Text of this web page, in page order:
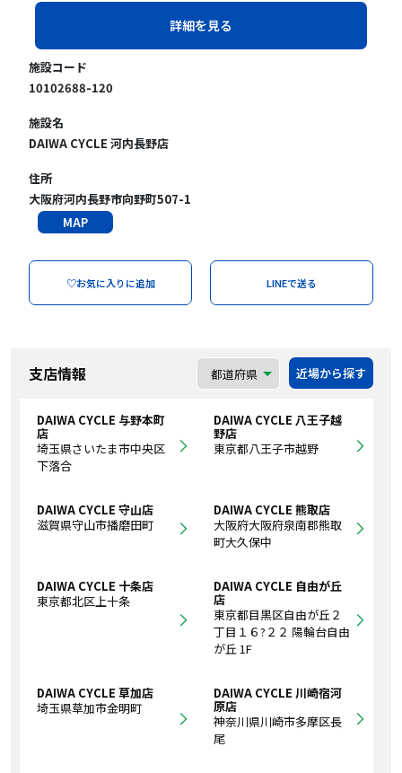
詳細を見る
施設コード
10102688-120
施設名
DAIWA CYCLE 河内長野店
住所
大阪府河内長野市向野町507-1
MAP
♡お気に入りに追加 LINEで送る
支店情報 近場から探す
DAIWA CYCLE 与野本町
店
埼玉県さいたま市中央区
下落合
DAIWA CYCLE 八王子越
野店
東京都八王子市越野
DAIWA CYCLE 守山店
滋賀県守山市播磨田町
DAIWA CYCLE 熊取店
大阪府大阪府泉南郡熊取
町大久保中
DAIWA CYCLE 十条店
東京都北区上十条
DAIWA CYCLE 自由が丘
店
東京都目黒区自由が丘２
丁目１６?２２ 陽輪台自由
が丘 1F
DAIWA CYCLE 草加店
埼玉県草加市金明町
DAIWA CYCLE 川崎宿河
原店
神奈川県川崎市多摩区長
尾